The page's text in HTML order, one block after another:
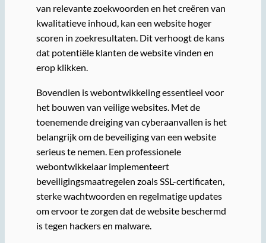
van relevante zoekwoorden en het creëren van
kwalitatieve inhoud, kan een website hoger
scoren in zoekresultaten. Dit verhoogt de kans
dat potentiële klanten de website vinden en
erop klikken.
Bovendien is webontwikkeling essentieel voor
het bouwen van veilige websites. Met de
toenemende dreiging van cyberaanvallen is het
belangrijk om de beveiliging van een website
serieus te nemen. Een professionele
webontwikkelaar implementeert
beveiligingsmaatregelen zoals SSL-certificaten,
sterke wachtwoorden en regelmatige updates
om ervoor te zorgen dat de website beschermd
is tegen hackers en malware.